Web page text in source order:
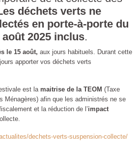
es déchets verts ne
en porte-à-porte du
2025 inclus.
le 15 août, aux jours habituels. Durant cette
apporter vos déchets verts
est la maitrise de la TEOM (Taxe
Ménagères) afin que les administrés ne se
et la réduction de l’impact
dechets-verts-suspension-collecte/